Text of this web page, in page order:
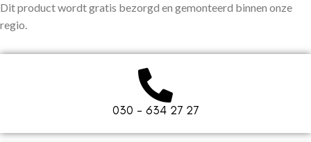
Dit product wordt gratis bezorgd en gemonteerd binnen onze
regio.
030 - 634 27 27